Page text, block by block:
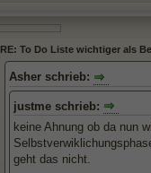
RE: To Do Liste wichtiger als
Asher schrieb:
justme schrieb:
keine Ahnung ob da nun
geht das nicht.